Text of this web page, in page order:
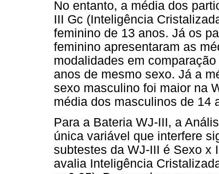
No entanto, a média dos
III Gc (Inteligência
feminino de 13 anos. Já os
feminino apresentaram as
modalidades em
anos de mesmo sexo. Já a
sexo masculino foi maior na
média dos masculinos de 14
Para a Bateria WJ-III, a
única variável que interfere
subtestes da WJ-III é Sexo x
avalia Inteligência